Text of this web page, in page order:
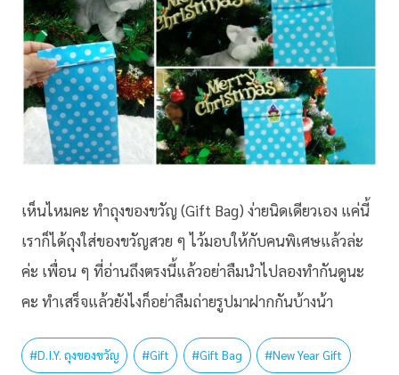
เห็นไหมคะ ทำถุงของขวัญ (Gift Bag) ง่ายนิดเดียวเอง แค่นี้
เราก็ได้ถุงใส่ของขวัญสวย ๆ ไว้มอบให้กับคนพิเศษแล้วล่ะ
ค่ะ เพื่อน ๆ ที่อ่านถึงตรงนี้แล้วอย่าลืมนำไปลองทำกันดูนะ
คะ ทำเสร็จแล้วยังไงก็อย่าลืมถ่ายรูปมาฝากกันบ้างน้า
#D.I.Y. ถุงของขวัญ #Gift #Gift Bag #New Year Gift